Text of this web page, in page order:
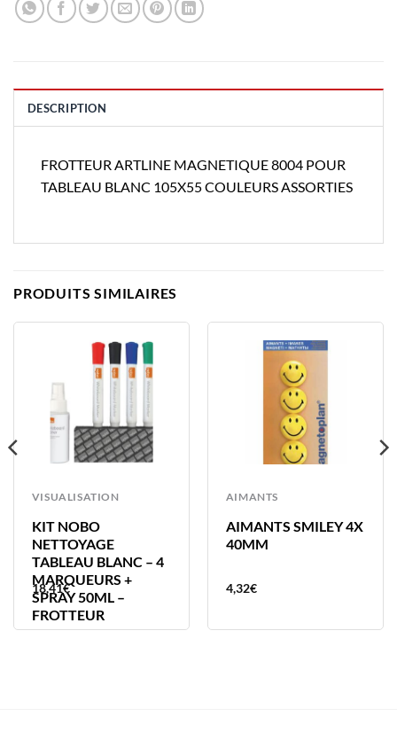
DESCRIPTION
FROTTEUR ARTLINE MAGNETIQUE 8004 POUR
TABLEAU BLANC 105X55 COULEURS ASSORTIES
PRODUITS SIMILAIRES
VISUALISATION
KIT NOBO
NETTOYAGE
TABLEAU BLANC – 4
MARQUEURS +
SPRAY 50ML –
FROTTEUR
18,41€
AIMANTS
AIMANTS SMILEY 4X
40MM
4,32€